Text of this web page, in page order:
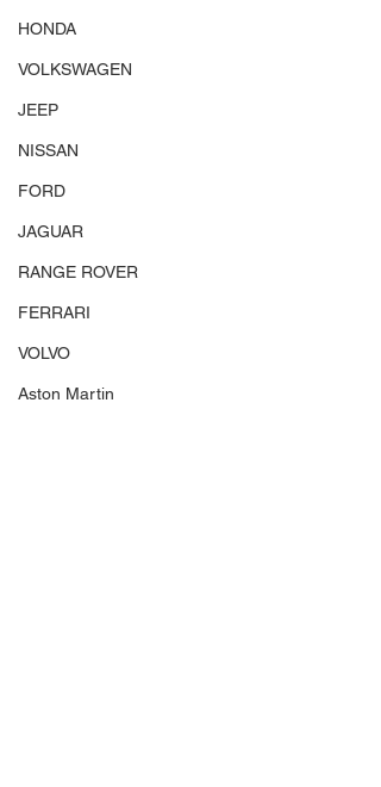
HONDA
VOLKSWAGEN
JEEP
NISSAN
FORD
JAGUAR
RANGE ROVER
FERRARI
VOLVO
Aston Martin